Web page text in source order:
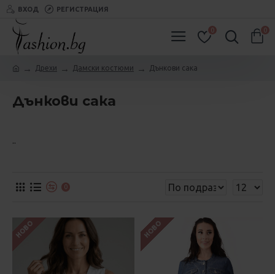
ВХОД РЕГИСТРАЦИЯ
0 0
Дрехи Дамски костюми Дънкови сака
Дънкови сака
..
0
НОВО НОВО